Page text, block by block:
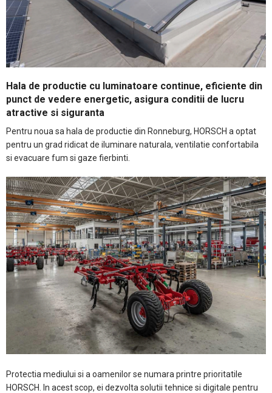
Hala de productie cu luminatoare continue, eficiente din
punct de vedere energetic, asigura conditii de lucru
atractive si siguranta
Pentru noua sa hala de productie din Ronneburg, HORSCH a optat
pentru un grad ridicat de iluminare naturala, ventilatie confortabila
si evacuare fum si gaze fierbinti.
Protectia mediului si a oamenilor se numara printre prioritatile
HORSCH. In acest scop, ei dezvolta solutii tehnice si digitale pentru